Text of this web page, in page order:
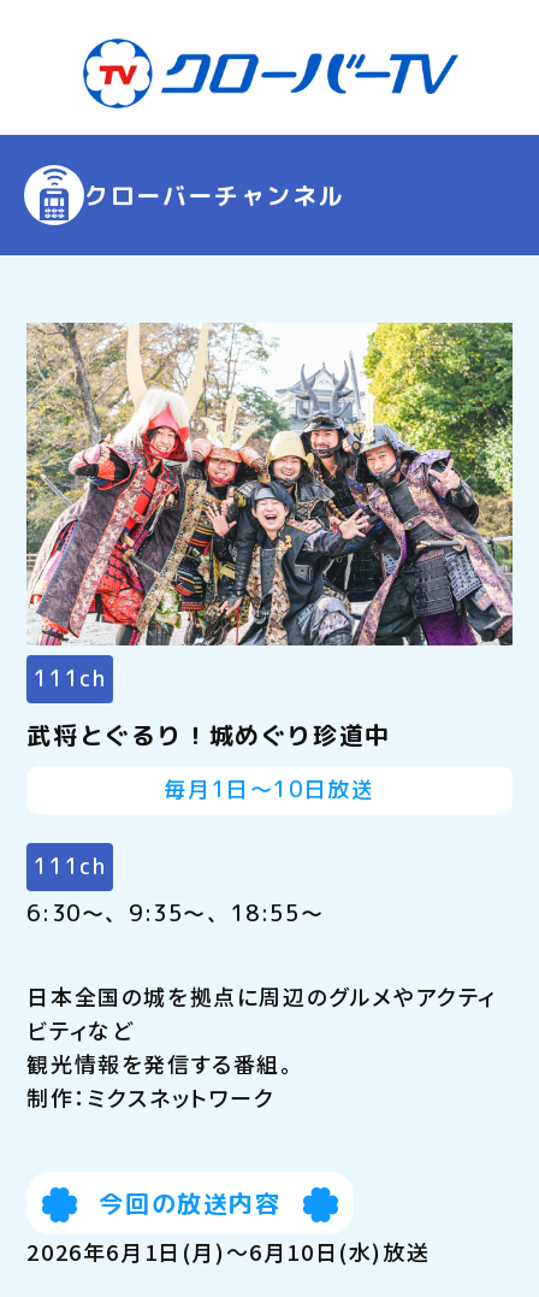
クローバーチャンネル
111ch
武将とぐるり！城めぐり珍道中
毎月1日～10日放送
111ch
6:30～、9:35～、18:55～
日本全国の城を拠点に周辺のグルメやアクティ
ビティなど
観光情報を発信する番組。
制作：ミクスネットワーク
今回の放送内容
2026年6月1日(月)～6月10日(水)放送